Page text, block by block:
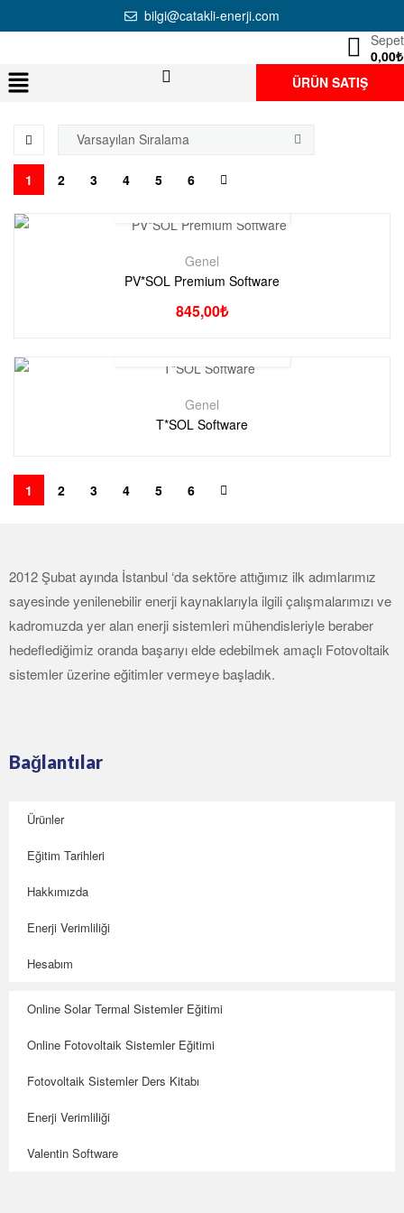
bilgi@catakli-enerji.com
Sepet
0,00₺
ÜRÜN SATIŞ
1 2 3 4 5 6
Genel
PV*SOL Premium Software
845,00₺
Genel
T*SOL Software
1 2 3 4 5 6
2012 Şubat ayında İstanbul ‘da sektöre attığımız ilk adımlarımız
sayesinde yenilenebilir enerji kaynaklarıyla ilgili çalışmalarımızı ve
kadromuzda yer alan enerji sistemleri mühendisleriyle beraber
hedeflediğimiz oranda başarıyı elde edebilmek amaçlı Fotovoltaik
sistemler üzerine eğitimler vermeye başladık.
Bağlantılar
Ürünler
Eğitim Tarihleri
Hakkımızda
Enerji Verimliliği
Hesabım
Online Solar Termal Sistemler Eğitimi
Online Fotovoltaik Sistemler Eğitimi
Fotovoltaik Sistemler Ders Kitabı
Enerji Verimliliği
Valentin Software